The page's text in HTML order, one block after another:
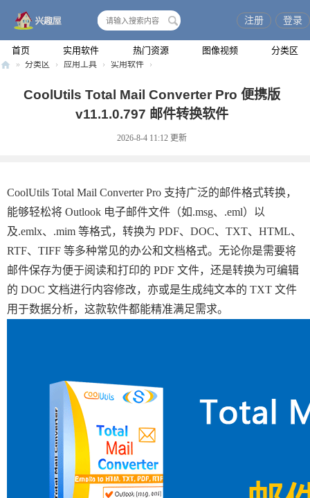
首页 实用软件 热门资源 图像视频 分类区
注册 登录
» 分类区 › 应用工具 › 实用软件 ›
CoolUtils Total Mail Converter Pro 便携版
v11.1.0.797 邮件转换软件
2026-8-4 11:12 更新
CoolUtils Total Mail Converter Pro 支持广泛的邮件格式转换，
能够轻松将 Outlook 电子邮件文件（如.msg、.eml）以
及.emlx、.mim 等格式，转换为 PDF、DOC、TXT、HTML、
RTF、TIFF 等多种常见的办公和文档格式。无论你是需要将
邮件保存为便于阅读和打印的 PDF 文件，还是转换为可编辑
的 DOC 文档进行内容修改，亦或是生成纯文本的 TXT 文件
用于数据分析，这款软件都能精准满足需求。